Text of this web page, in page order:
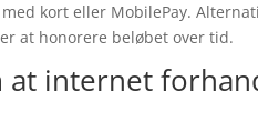
kort eller MobilePay.
at honorere beløbet over tid.
at internet